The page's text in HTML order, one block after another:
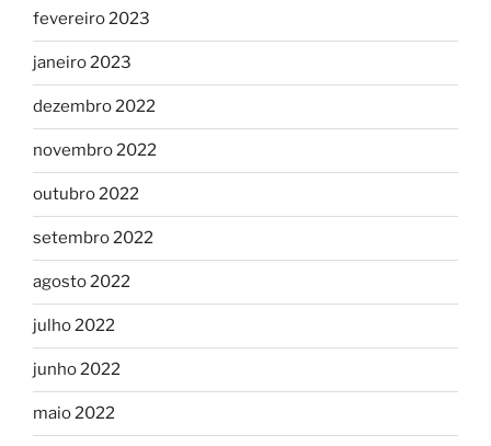
fevereiro 2023
janeiro 2023
dezembro 2022
novembro 2022
outubro 2022
setembro 2022
agosto 2022
julho 2022
junho 2022
maio 2022